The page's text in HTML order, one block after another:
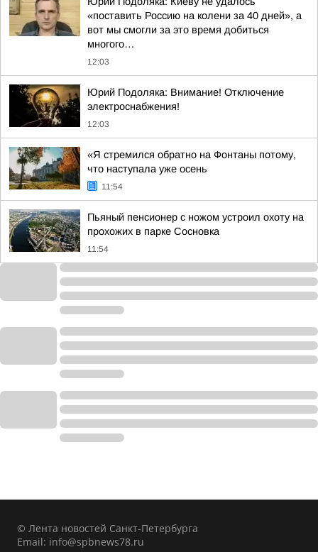
«поставить Россию на колени за 40 дней», а
вот мы смогли за это время добиться
многого…
12:03
Юрий Подоляка: Внимание! Отключение
электроснабжения!
12:03
«Я стремился обратно на Фонтаны потому,
что наступала уже осень
11:54
Пьяный пенсионер с ножом устроил охоту на
прохожих в парке Сосновка
11:54
© Лента новостей Санкт-Петербурга
Email: info@spbnews78.ru